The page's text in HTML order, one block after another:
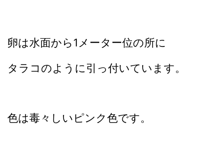
卵は水面から1メーター位の所に
タラコのように引っ付いています。
色は毒々しいピンク色です。